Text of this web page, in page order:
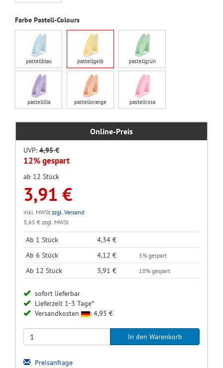
Farbe Pastell-Colours
pastellblau pastellgelb pastellgrün
pastelllila pastellorange pastellrosa
Online-Preis
UVP: 4,95 €
12% gespart
ab 12 Stück
3,91 €
inkl. MWSt zzgl. Versand
3,65 € zzgl. MWSt
Ab 1 Stück
4,34 €
Ab 6 Stück
4,12 € 5% gespart
Ab 12 Stück 3,91 € 10% gespart
sofort lieferbar
Lieferzeit 1-3 Tage*
Versandkosten
: 4,95 €
Preisanfrage